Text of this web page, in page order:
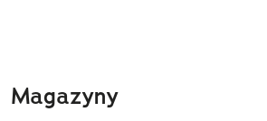
Magazyny